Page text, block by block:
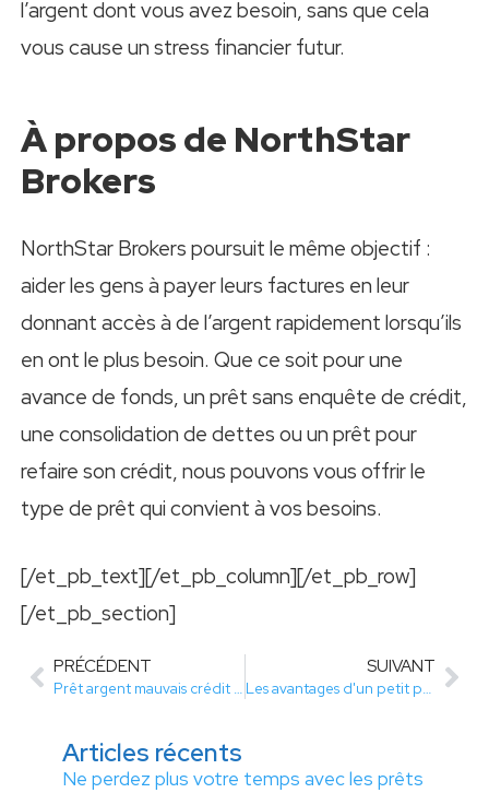
l’argent dont vous avez besoin, sans que cela
vous cause un stress financier futur.
À propos de NorthStar
Brokers
NorthStar Brokers poursuit le même objectif :
aider les gens à payer leurs factures en leur
donnant accès à de l’argent rapidement lorsqu’ils
en ont le plus besoin. Que ce soit pour une
avance de fonds, un prêt sans enquête de crédit,
une consolidation de dettes ou un prêt pour
refaire son crédit, nous pouvons vous offrir le
type de prêt qui convient à vos besoins.
[/et_pb_text][/et_pb_column][/et_pb_row]
[/et_pb_section]
PRÉCÉDENT
Prêt argent mauvais crédit pour votre projet de rénovation, c’est possible !
SUIVANT
Les avantages d'un petit prêt sans justificatif
Articles récents
Ne perdez plus votre temps avec les prêts